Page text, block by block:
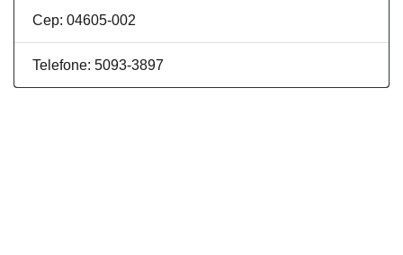
Cep: 04605-002
Telefone: 5093-3897